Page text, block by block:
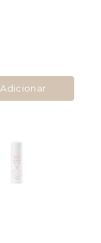
Adicionar